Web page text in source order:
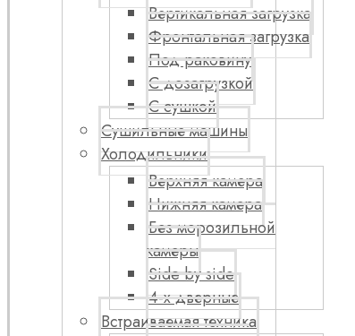
Вертикальная загрузка
Фронтальная загрузка
Под раковину
С дозагрузкой
С сушкой
Сушильные машины
Холодильники
Верхняя камера
Нижняя камера
Без морозильной
камеры
Side by side
4-х дверные
Встраиваемая техника